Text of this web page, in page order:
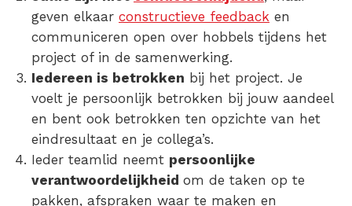
geven elkaar constructieve feedback en
communiceren open over hobbels tijdens het
project of in de samenwerking.
Iedereen is betrokken bij het project. Je
voelt je persoonlijk betrokken bij jouw aandeel
en bent ook betrokken ten opzichte van het
eindresultaat en je collega’s.
Ieder teamlid neemt persoonlijke
verantwoordelijkheid om de taken op te
pakken, afspraken waar te maken en